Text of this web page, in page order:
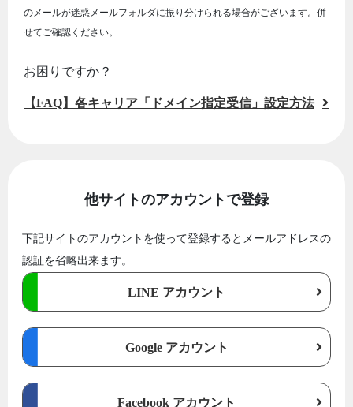
のメールが迷惑メールフォルダに振り分けられる場合がございます。併
せてご確認ください。
お困りですか？
【FAQ】各キャリア「ドメイン指定受信」設定方法
他サイトのアカウントで登録
下記サイトのアカウントを使って登録するとメールアドレスの
認証を省略出来ます。
LINE アカウント
Google アカウント
Facebook アカウント